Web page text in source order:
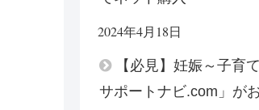
2024年4月18日
【必見】妊娠～子育
サポートナビ.com」が